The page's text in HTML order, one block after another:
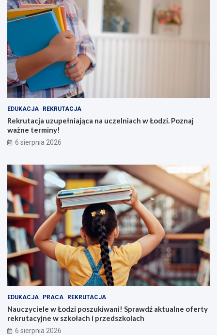
EDUKACJA REKRUTACJA
Rekrutacja uzupełniająca na uczelniach w Łodzi. Poznaj
ważne terminy!
6 sierpnia 2026
EDUKACJA PRACA REKRUTACJA
Nauczyciele w Łodzi poszukiwani! Sprawdź aktualne oferty
rekrutacyjne w szkołach i przedszkolach
6 sierpnia 2026